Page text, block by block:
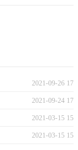
2021-09-26 17
2021-09-24 17
2021-03-15 15
2021-03-15 15